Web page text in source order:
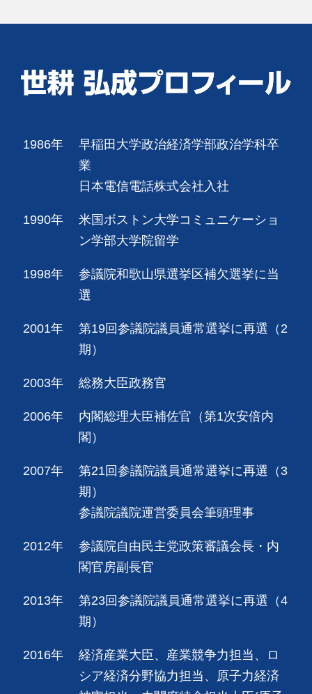
1986年
早稲田大学政治経済学部政治学科卒
業
日本電信電話株式会社入社
1990年
米国ボストン大学コミュニケーショ
ン学部大学院留学
1998年
参議院和歌山県選挙区補欠選挙に当
選
2001年
第19回参議院議員通常選挙に再選（2
期）
2003年 総務大臣政務官
2006年
内閣総理大臣補佐官（第1次安倍内
閣）
2007年
第21回参議院議員通常選挙に再選（3
期）
参議院議院運営委員会筆頭理事
2012年
参議院自由民主党政策審議会長・内
閣官房副長官
2013年
第23回参議院議員通常選挙に再選（4
期）
2016年
経済産業大臣、産業競争力担当、ロ
シア経済分野協力担当、原子力経済